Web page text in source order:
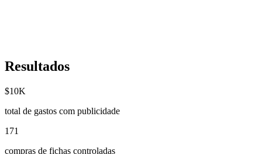
Resultados
$10K
total de gastos com publicidade
171
compras de fichas controladas